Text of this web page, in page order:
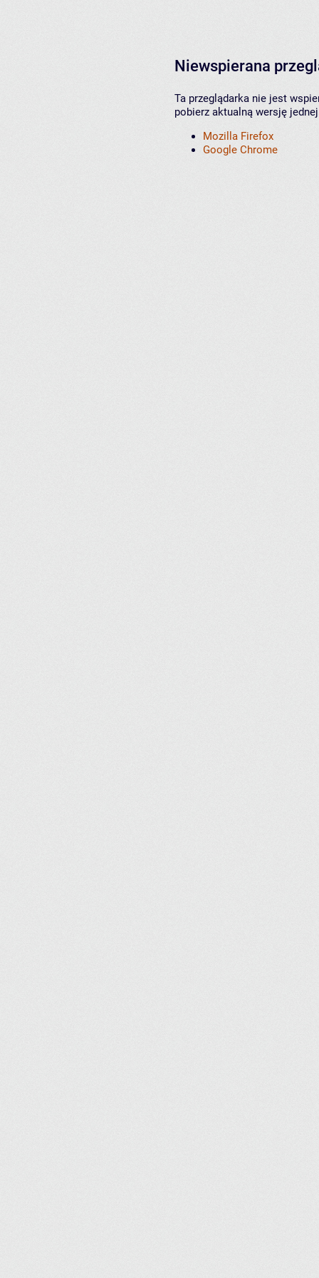
Niewspierana
Ta przeglądarka nie jest
pobierz aktualną wersję
Mozilla Firefox
Google Chrome